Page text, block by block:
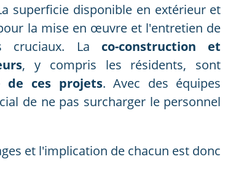
superficie disponible en extérieur et
la mise en œuvre et l'entretien de
cruciaux. La co-construction et
, y compris les résidents, sont
de ces projets. Avec des équipes
de ne pas surcharger le personnel
et l'implication de chacun est donc